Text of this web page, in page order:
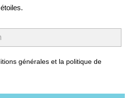
générales et la politique de